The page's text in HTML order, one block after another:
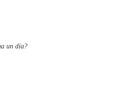
un día?